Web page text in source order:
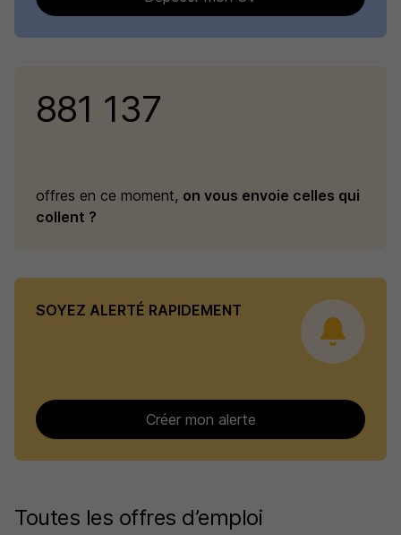
881 137
offres en ce moment, on vous envoie celles qui
collent ?
SOYEZ ALERTÉ RAPIDEMENT
Créer mon alerte
Toutes les offres d’emploi